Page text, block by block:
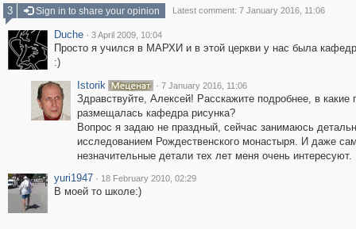
3
Sign in to share your opinion Latest comment: 7 January 2016, 11:06
Duche · 3 April 2009, 10:04
Просто я учился в МАРХИ и в этой церкви у нас была
:)
Istorik
· 7 January 2016, 11:06
Здравствуйте, Алексей! Расскажите подробнее, в какие
размещалась кафедра рисунка?
Вопрос я задаю не праздный, сейчас занимаюсь
исследованием Рождественского монастыря. И даже
незначительные детали тех лет меня очень интересуют.
yuri1947 · 18 February 2010, 02:29
В моей то школе:)